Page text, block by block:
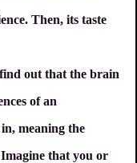
Then, its taste
out that the brain
of an
meaning the
that you or